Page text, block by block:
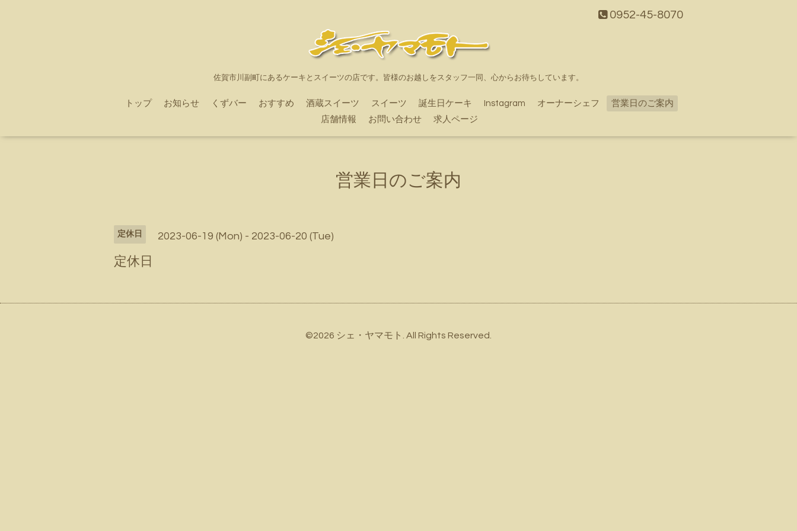
0952-45-8070
佐賀市川副町にあるケーキとスイーツの店です。皆様のお越しをスタッフ一同、心からお待ちしています。
トップ お知らせ くずバー おすすめ 酒蔵スイーツ スイーツ 誕生日ケーキ Instagram オーナーシェフ
営業日のご案内
店舗情報
お問い合わせ 求人ページ
営業日のご案内
定休日 2023-06-19 (Mon) - 2023-06-20 (Tue)
定休日
©2026 シェ・ヤマモト . All Rights Reserved.